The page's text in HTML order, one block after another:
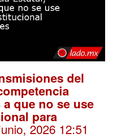
del
que no se use
para
2026 12:51